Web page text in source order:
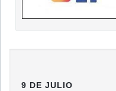
9 DE JULIO